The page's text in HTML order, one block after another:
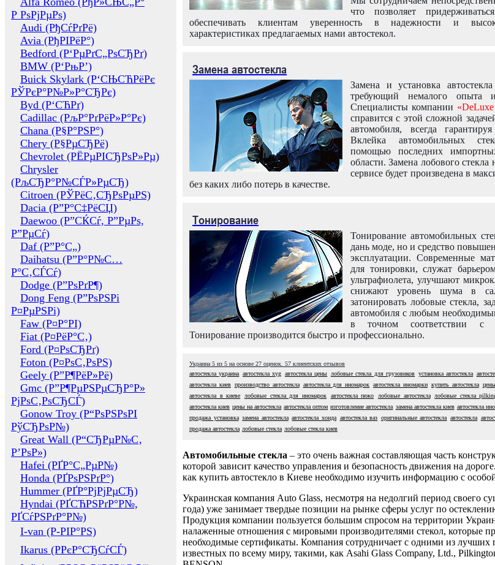
Р РѕРјРµРѕ)
Audi (РђСѓРґРё)
Avia (РђРІРёР°)
Bedford (Р‘РµРґС„РѕСЂРґ)
BMW (Р‘РњР’)
Buick Skylark (Р‘СЊСЋРёРє
РЎРєР°Р№Р»Р°СЂРє)
Byd (Р‘СЋРґ)
Cadillac (РљР°РґРёР»Р°Рє)
Chana (Р§Р°РЅР°)
Chery (Р§РµСЂРё)
Chevrolet (РЁРµРІСЂРѕР»Рµ)
Chrysler
(РљСЂР°Р№СЃР»РµСЂ)
Citroen (РЎРёС‚СЂРѕРµРЅ)
Dacia (Р”Р°С‡РёСЏ)
Daewoo (Р”СЌСѓ, Р”РµРѕ,
Р”РµСѓ)
Daf (Р”Р°С„)
Daihatsu (Р”Р°Р№С…
Р°С‚СЃСѓ)
Dodge (Р”РѕРґР¶)
Dong Feng (Р”РѕРЅРі
Р¤РµРЅРі)
Faw (Р¤Р°РІ)
Fiat (Р¤РёР°С‚)
Ford (Р¤РѕСЂРґ)
Foton (Р¤РѕС‚РѕРЅ)
Geely (Р”Р¶РёР»Рё)
Gmc (Р”Р¶РµРЅРµСЂР°Р»
РјРѕС‚РѕСЂСЃ)
Gonow Troy (Р“РѕРЅРѕРІ
РўСЂРѕР№)
Great Wall (Р“СЂРµР№С‚
Р’РѕР»)
Hafei (РҐР°С„РµР№)
Honda (РҐРѕРЅРґР°)
Hummer (РҐР°РјРјРµСЂ)
Hyndai (РҐСЋРЅРґР°Р№,
РҐСѓРЅРґР°Р№)
I-van (Р-РІР°РЅ)
Ikarus (РРєР°СЂСѓСЃ)
что позволяет
обеспечивать клиентам уверенность в надежности и
характеристиках предлагаемых нами автостекол.
Замена автостекла
Замена и установка
требующий немалого опыта
Специалисты компании
справится с этой сложной
автомобиля, всегда
Вклейка автомобильных
помощью последних
области. Замена лобового
сервисе будет произведена в
без каких либо потерь в качестве.
Тонирование
Тонирование автомобильных
дань моде, но и средство
эксплуатации. Современные
для тонировки, служат
ультрафиолета, улучшают
снижают уровень шума в
затонировать лобовые стекла,
автомобиля с любым
в точном соответствии с
Тонирование производится быстро и профессионально.
Украина 5 из 5 на основе 27 оценок. 57 клиентских отзывов
автостекла украина автостекла xyg автостекла цены лобовые стекла для грузовиков установка автостекла
автостекла киев производство автостекла автостекла для иномарок автостекла иномарки купить автостекла
автостекла в киеве
лобовые стекла для иномарок автостекла пежо лобовые автостекла лобовые стекла
автостекла киев цены на автостекла автостекла оптом изготовление автостекла замена автостекла киев автостекла
продажа установка замена автостекла автостекла хонда автостекла ваз оригинальные автостекла автостекла
продажа автостекла лобовые стекла лобовые стекла киев
Автомобильные стекла – это очень важная составляющая часть
которой зависит качество управления и безопасность движения на
как купить автостекло в Киеве необходимо изучить информацию с
Украинская компания Auto Glass, несмотря на недолгий период своего
года) уже занимает твердые позиции на рынке сферы услуг по
Продукция компании пользуется большим спросом на территории
налаженные отношения с мировыми производителями стекол, которые
необходимые сертификаты. Компания сотрудничает с одними из лучших
известных по всему миру, такими, как Asahi Glass Company, Ltd.,